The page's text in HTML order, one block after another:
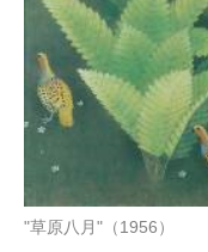
"草原八月"（1956）